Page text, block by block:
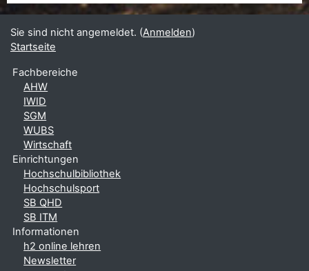
Sie sind nicht angemeldet. (Anmelden)
Startseite
Fachbereiche
AHW
IWID
SGM
WUBS
Wirtschaft
Einrichtungen
Hochschulbibliothek
Hochschulsport
SB QHD
SB ITM
Informationen
h2 online lehren
Newsletter